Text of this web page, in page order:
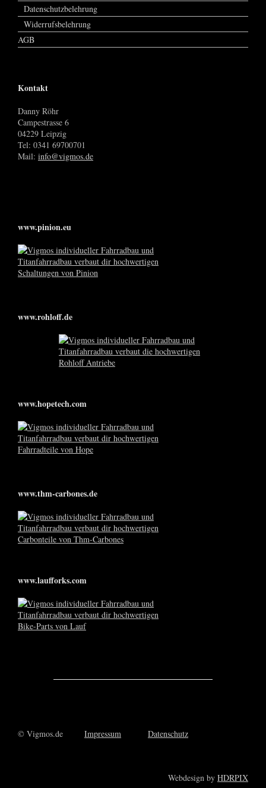
Datenschutzbelehrung
Widerrufsbelehrung
AGB
Kontakt
Danny Röhr
Campestrasse 6
04229 Leipzig
Tel: 0341 69700701
Mail: info@vigmos.de
www.pinion.eu
www.rohloff.de
www.hopetech.com
www.thm-carbones.de
www.laufforks.com
© Vigmos.de Impressum Datenschutz
Webdesign by HDRPIX